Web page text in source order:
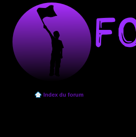
Index du forum